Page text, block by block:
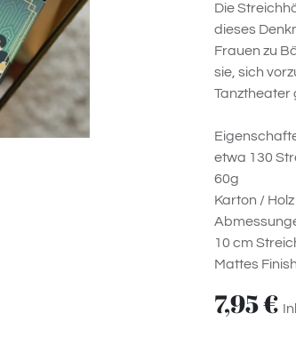
Die
dieses
Frauen zu
sie, sich
Tanztheater
etwa 130
60g
Karton / Holz
10 cm
Mattes Finish
7,95€